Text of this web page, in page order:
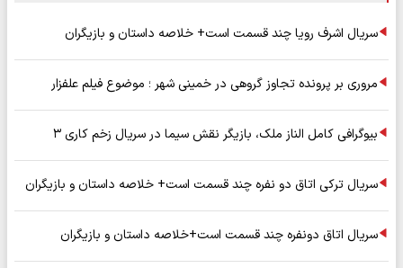
سریال اشرف رویا چند قسمت است+ خلاصه داستان و بازیگران
مروری بر پرونده تجاوز گروهی در خمینی شهر ؛ موضوع فیلم علفزار
بیوگرافی کامل الناز ملک، بازیگر نقش سیما در سریال زخم کاری ۳
سریال ترکی اتاق دو نفره چند قسمت است+ خلاصه داستان و بازیگران
سریال اتاق دونفره چند قسمت است+خلاصه داستان و بازیگران